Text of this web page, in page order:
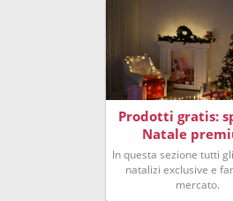
Prodotti gratis:
Natale
In questa sezione tutti
natalizi exclusive e
mercato.